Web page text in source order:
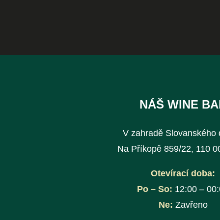
NÁŠ WINE
V zahradě Slovanského
Na Příkopě 859/22, 110
Otevírací doba:
Po – So: 12:00 –
Ne: Zavřeno